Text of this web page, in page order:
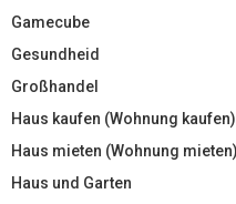
Gamecube
Gesundheid
Großhandel
Haus kaufen (Wohnung kaufen)
Haus mieten (Wohnung mieten)
Haus und Garten